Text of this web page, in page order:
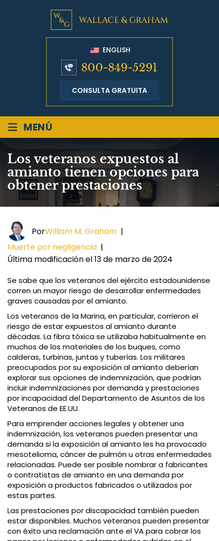
ENGLISH
800-849-5291
CONSULTA GRATUITA
≡ MENÚ
Los veteranos expuestos al
amianto tienen opciones para
obtener prestaciones
PorWilliam M. Graham |
Muerte por negligencia |
Última modificación el 13 de marzo de 2024
Se sabe que los veteranos del ejército estadounidense
corren un mayor riesgo de desarrollar enfermedades
graves causadas por el amianto.
Los veteranos de la Marina, en particular, corrieron el
riesgo de estar expuestos al amianto durante
décadas. La fibra tóxica se utilizaba habitualmente en
muchos de los materiales de los buques, como
calderas, turbinas, juntas y tuberías. Los militares
preocupados por su exposición al amianto deberían
explorar sus opciones de indemnización, que podrían
incluir indemnizaciones por demanda y prestaciones
por incapacidad del Departamento de Asuntos de los
Veteranos de EE.UU.
Para emprender acciones legales y obtener una
indemnización, los veteranos pueden presentar una
demanda si la exposición al amianto les ha provocado
mesotelioma, cáncer de pulmón u otras enfermedades
relacionadas. Puede ser posible nombrar a fabricantes
o contratistas de amianto en una demanda por
exposición a productos fabricados o utilizados por
estas partes.
Las prestaciones por discapacidad también pueden
estar disponibles. Muchos veteranos pueden presentar
con éxito una reclamación ante el VA para cobrar los